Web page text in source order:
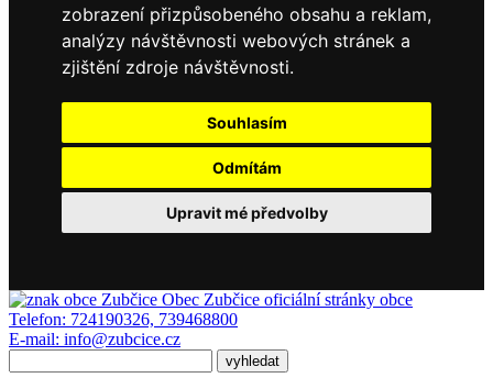
zobrazení přizpůsobeného obsahu a reklam,
analýzy návštěvnosti webových stránek a
zjištění zdroje návštěvnosti.
Souhlasím
Odmítám
Upravit mé předvolby
Obec Zubčice oficiální stránky obce
Telefon: 724190326, 739468800
E-mail: info@zubcice.cz